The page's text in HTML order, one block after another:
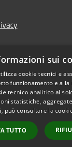
accessibilità
Senna
sui
cookie tecnici e
funzionamento e alla
tecnico analitico al
statistiche,
può consultare la
TUTTO